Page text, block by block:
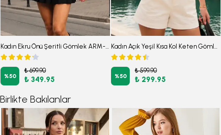
Kadın Ekru Önü Şeritli Gömlek ARM-18K001255
%50
₺ 699.90
₺ 349.95
Kadın Açık Yeşil Kısa Kol Keten Gömlek ARM-24Y001038
%50
₺ 599.90
₺ 299.95
Birlikte Bakılanlar